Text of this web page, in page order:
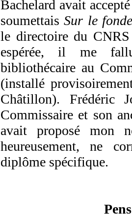
Bachelard avait
soumettaisSur le
le directoire du CNRS
espérée, il me
bibliothécaire au
(installé
Châtillon). Frédéric
Commissaire et son
avait proposé mon
heureusement, ne
diplôme spécifique.